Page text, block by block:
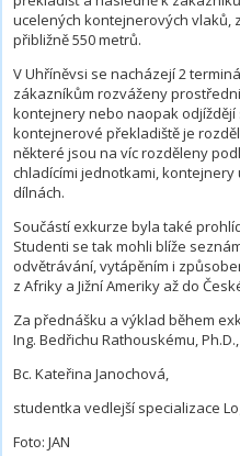
ucelených kontejnerových vlaků,
přibližně 550 metrů.
V Uhříněvsi se nacházejí 2
zákazníkům rozváženy
kontejnery nebo naopak
kontejnerové překladiště je
některé jsou na víc rozděleny
chladícími jednotkami,
dílnách.
Součástí exkurze byla také
Studenti se tak mohli blíže
odvětrávání, vytápěním i
z Afriky a Jižní Ameriky až do
Za přednášku a výklad během
Ing. Bedřichu Rathouskému,
Bc. Kateřina Janochová,
studentka vedlejší specializace
Foto: JAN